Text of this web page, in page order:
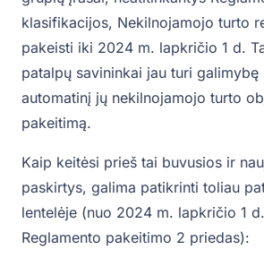
klasifikacijos, Nekilnojamojo turto
pakeisti iki 2024 m. lapkričio 1 d.
patalpų savininkai jau turi galimybę
automatinį jų nekilnojamojo turto
pakeitimą.
Kaip keitėsi prieš tai buvusios ir
paskirtys, galima patikrinti toliau
lentelėje (nuo 2024 m. lapkričio 1
Reglamento pakeitimo 2 priedas):